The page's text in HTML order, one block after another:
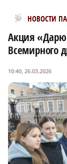
НОВОСТИ
Новости
Акция
Всемирного
10:40, 26.03.2026